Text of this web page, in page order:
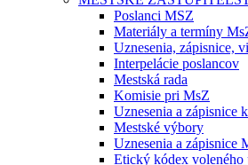
Poslanci MSZ
Materiály a termíny
Uznesenia, zápisnice,
Interpelácie poslancov
Mestská rada
Komisie pri MsZ
Uznesenia a zápisnice
Mestské výbory
Uznesenia a zápisnice
Etický kódex voleného